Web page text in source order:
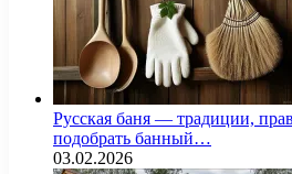
Русская баня — традиции,
подобрать банный…
03.02.2026